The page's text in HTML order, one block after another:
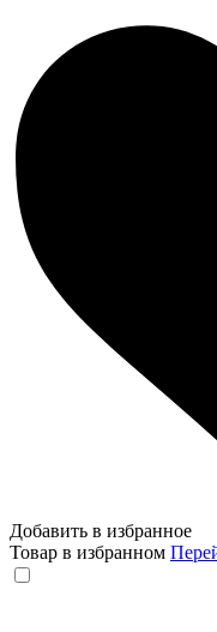
Добавить в избранное
Товар в избранном